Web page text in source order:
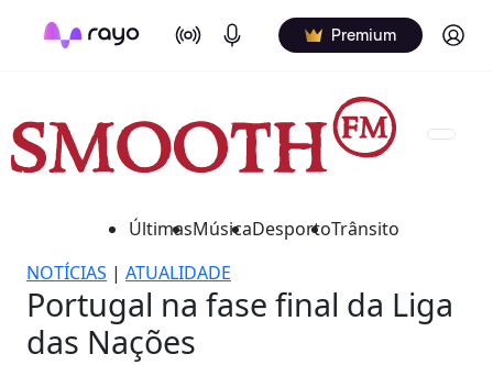
On Air Podcasts Premium Log in
ÚltimasMúsicaDesportoTrânsito
NOTÍCIAS | ATUALIDADE
Portugal na fase final da Liga
das Nações